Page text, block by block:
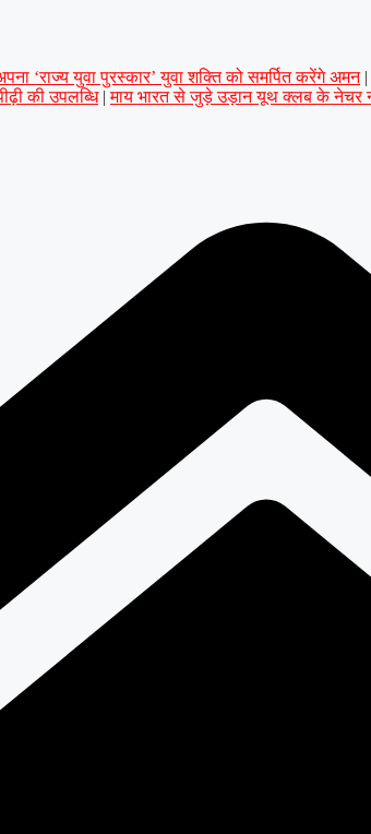
‘राज्य युवा पुरस्कार’ युवा शक्ति को समर्पित करेंगे अमन |
की उपलब्धि | माय भारत से जुड़े उड़ान यूथ क्लब के नेचर